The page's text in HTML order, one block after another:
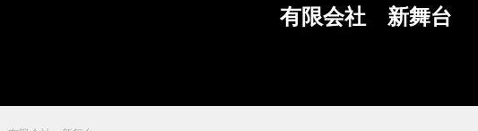
有限会社 新舞台